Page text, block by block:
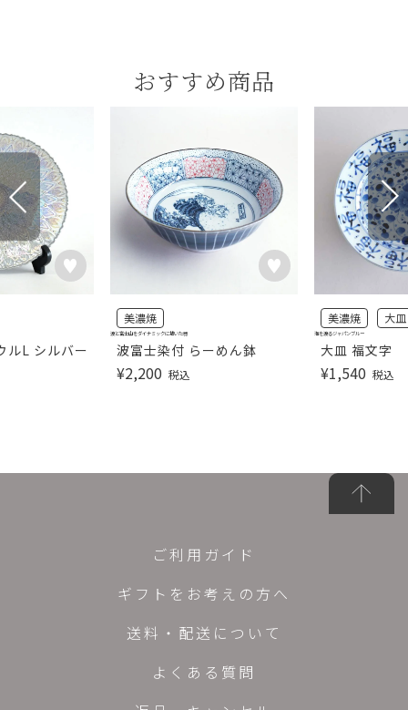
おすすめ商品
ルL シルバー 波富士染付 らーめん鉢
美濃焼
¥2,200 税込
波と富士山をダイナミックに描いた器
大皿 福文字
美濃焼 大皿
¥1,540 税込
海を渡るジャパンブルー
ご利用ガイド
ギフトをお考えの方へ
送料・配送について
よくある質問